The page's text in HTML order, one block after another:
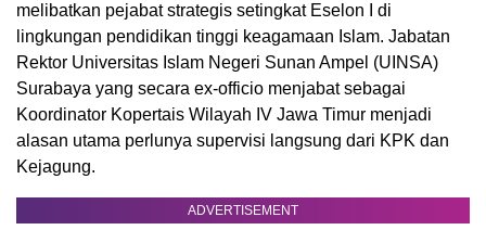
melibatkan pejabat strategis setingkat Eselon I di
lingkungan pendidikan tinggi keagamaan Islam. Jabatan
Rektor Universitas Islam Negeri Sunan Ampel (UINSA)
Surabaya yang secara ex-officio menjabat sebagai
Koordinator Kopertais Wilayah IV Jawa Timur menjadi
alasan utama perlunya supervisi langsung dari KPK dan
Kejagung.
ADVERTISEMENT